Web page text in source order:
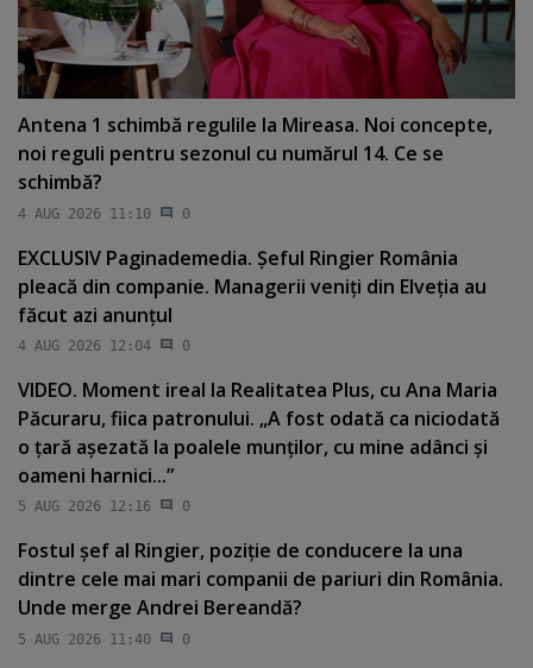
Antena 1 schimbă regulile la Mireasa. Noi concepte,
noi reguli pentru sezonul cu numărul 14. Ce se
schimbă?
4 AUG 2026 11:10 0
EXCLUSIV Paginademedia. Şeful Ringier România
pleacă din companie. Managerii veniţi din Elveţia au
făcut azi anunţul
4 AUG 2026 12:04 0
VIDEO. Moment ireal la Realitatea Plus, cu Ana Maria
Păcuraru, fiica patronului. „A fost odată ca niciodată
o ţară aşezată la poalele munţilor, cu mine adânci şi
oameni harnici...”
5 AUG 2026 12:16 0
Fostul şef al Ringier, poziţie de conducere la una
dintre cele mai mari companii de pariuri din România.
Unde merge Andrei Bereandă?
5 AUG 2026 11:40 0